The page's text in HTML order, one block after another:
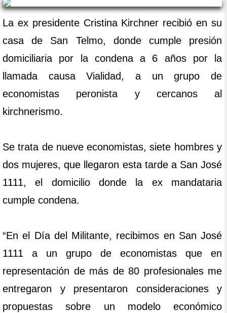
La ex presidente Cristina Kirchner recibió en su
casa de San Telmo, donde cumple presión
domiciliaria por la condena a 6 años por la
llamada causa Vialidad, a un grupo de
economistas peronista y cercanos al
kirchnerismo.
Se trata de nueve economistas, siete hombres y
dos mujeres, que llegaron esta tarde a San José
1111, el domicilio donde la ex mandataria
cumple condena.
“En el Día del Militante, recibimos en San José
1111 a un grupo de economistas que en
representación de más de 80 profesionales me
entregaron y presentaron consideraciones y
propuestas sobre un modelo económico